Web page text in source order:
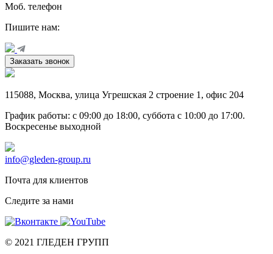
Моб. телефон
Пишите нам:
Заказать звонок
115088, Москва, улица Угрешская 2 строение 1 , офис 204
График работы: c 09:00 до 18:00, суббота c 10:00 до 17:00.
Воскресенье выходной
info@gleden-group.ru
Почта для клиентов
Следите за нами
© 2021 ГЛЕДЕН ГРУПП